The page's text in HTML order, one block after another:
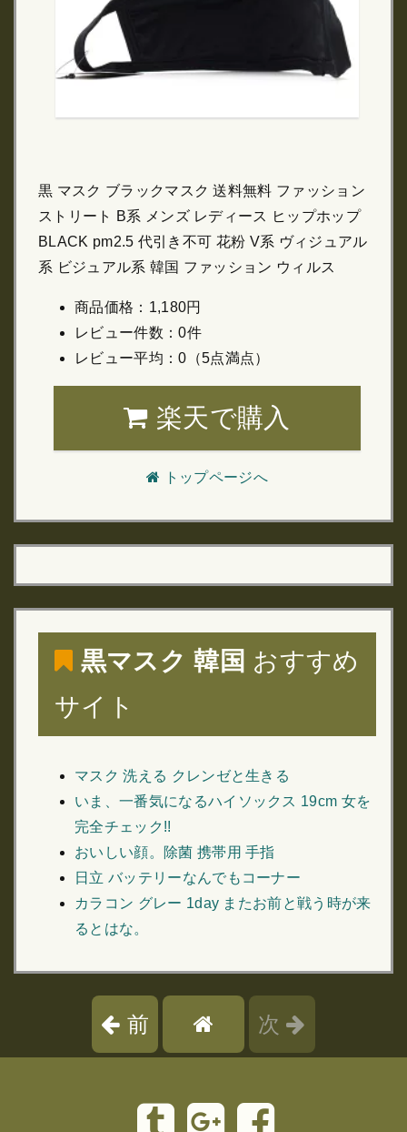
黒 マスク ブラックマスク 送料無料 ファッション
ストリート B系 メンズ レディース ヒップホップ
BLACK pm2.5 代引き不可 花粉 V系 ヴィジュアル
系 ビジュアル系 韓国 ファッション ウィルス
商品価格：1,180円
レビュー件数：0件
レビュー平均：0（5点満点）
楽天で購入
トップページへ
黒マスク 韓国 おすすめ
サイト
マスク 洗える クレンゼと生きる
いま、一番気になるハイソックス 19cm 女を
完全チェック!!
おいしい顔。除菌 携帯用 手指
日立 バッテリーなんでもコーナー
カラコン グレー 1day またお前と戦う時が来
るとはな。
前 次